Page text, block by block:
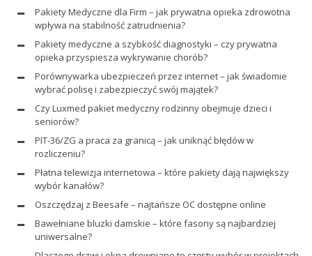
Pakiety Medyczne dla Firm – jak prywatna opieka zdrowotna
wpływa na stabilność zatrudnienia?
Pakiety medyczne a szybkość diagnostyki – czy prywatna
opieka przyspiesza wykrywanie chorób?
Porównywarka ubezpieczeń przez internet – jak świadomie
wybrać polisę i zabezpieczyć swój majątek?
Czy Luxmed pakiet medyczny rodzinny obejmuje dzieci i
seniorów?
PIT-36/ZG a praca za granicą – jak uniknąć błędów w
rozliczeniu?
Płatna telewizja internetowa – które pakiety dają największy
wybór kanałów?
Oszczędzaj z Beesafe – najtańsze OC dostępne online
Bawełniane bluzki damskie – które fasony są najbardziej
uniwersalne?